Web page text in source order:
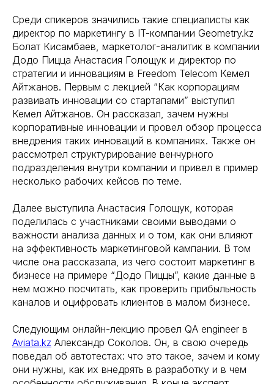
Среди спикеров значились такие специалисты как
директор по маркетингу в IT-компании Geometry.kz
Болат Кисамбаев, маркетолог-аналитик в компании
Додо Пицца Анастасия Голощук и директор по
стратегии и инновациям в Freedom Telecom Кемел
Айтжанов. Первым с лекцией “Как корпорациям
развивать инновации со стартапами” выступил
Кемел Айтжанов. Он рассказал, зачем нужны
корпоративные инновации и провел обзор процесса
внедрения таких инноваций в компаниях. Также он
рассмотрел структурирование венчурного
подразделения внутри компании и привел в пример
несколько рабочих кейсов по теме.
Далее выступила Анастасия Голощук, которая
поделилась с участниками своими выводами о
важности анализа данных и о том, как они влияют
на эффективность маркетинговой кампании. В том
числе она рассказала, из чего состоит маркетинг в
бизнесе на примере “Додо Пиццы”, какие данные в
нем можно посчитать, как проверить прибыльность
каналов и оцифровать клиентов в малом бизнесе.
Следующим онлайн-лекцию провел QA engineer в
Aviata.kz Александр Соколов. Он, в свою очередь
поведал об автотестах: что это такое, зачем и кому
они нужны, как их внедрять в разработку и в чем